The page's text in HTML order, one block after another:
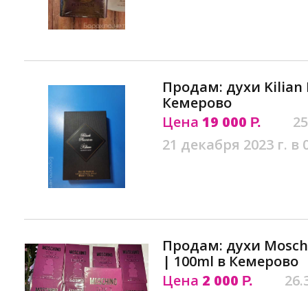
Продам: духи Kilian
Кемерово
Цена 19 000 Р.
21 декабря 2023 г. в
Продам: духи
| 100ml в Кемерово
Цена 2 000 Р.